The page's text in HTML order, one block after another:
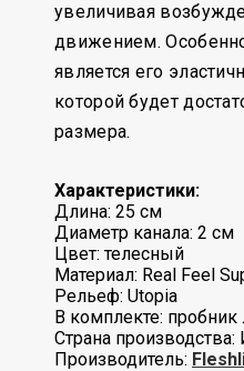
увеличивая
движением.
является его
которой будет
размера.
Характеристики:
Длина: 25 см
Диаметр канала: 2 см
Цвет: телесный
Материал: Real Feel
Рельеф: Utopia
В комплекте: пробник
Страна производства:
Производитель: